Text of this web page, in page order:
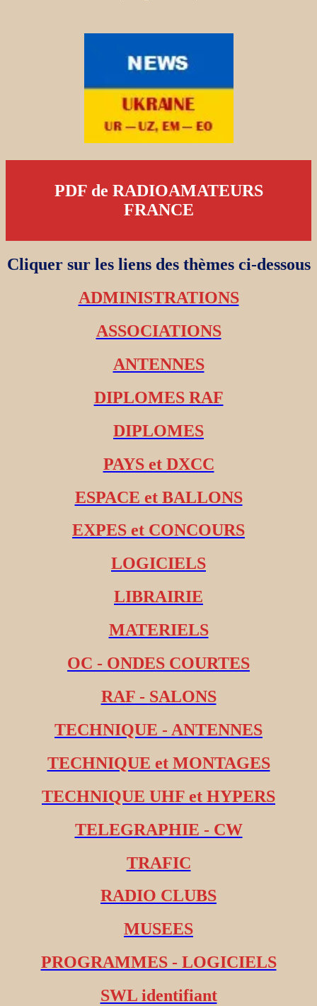
PDF de RADIOAMATEURS
FRANCE
Cliquer sur les liens des thèmes ci-dessous
ADMINISTRATIONS
ASSOCIATIONS
ANTENNES
DIPLOMES RAF
DIPLOMES
PAYS et DXCC
ESPACE et BALLONS
EXPES et CONCOURS
LOGICIELS
LIBRAIRIE
MATERIELS
OC - ONDES COURTES
RAF - SALONS
TECHNIQUE - ANTENNES
TECHNIQUE et MONTAGES
TECHNIQUE UHF et HYPERS
TELEGRAPHIE - CW
TRAFIC
RADIO CLUBS
MUSEES
PROGRAMMES - LOGICIELS
SWL identifiant